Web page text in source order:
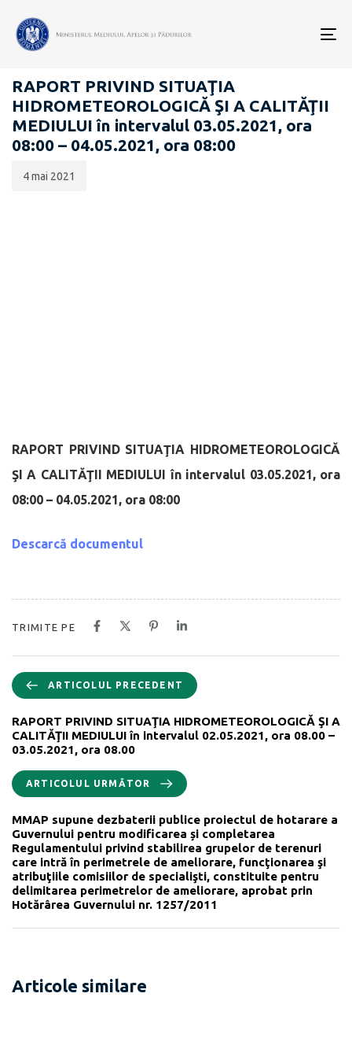
RAPOARTE ZILNICE STAREA MEDIULUI
RAPORT PRIVIND SITUAŢIA
HIDROMETEOROLOGICĂ ŞI A CALITĂŢII
MEDIULUI în intervalul 03.05.2021, ora
08:00 – 04.05.2021, ora 08:00
publicării:
4 mai 2021
RAPORT PRIVIND SITUAŢIA HIDROMETEOROLOGICĂ
ŞI A CALITĂŢII MEDIULUI în intervalul 03.05.2021, ora
08:00 – 04.05.2021, ora 08:00
Descarcă documentul
TRIMITE PE
ARTICOLUL PRECEDENT
RAPORT PRIVIND SITUAŢIA HIDROMETEOROLOGICĂ ŞI A
CALITĂŢII MEDIULUI în intervalul 02.05.2021, ora 08.00 –
03.05.2021, ora 08.00
ARTICOLUL URMĂTOR
MMAP supune dezbaterii publice proiectul de hotarare a
Guvernului pentru modificarea și completarea
Regulamentului privind stabilirea grupelor de terenuri
care intră în perimetrele de ameliorare, funcţionarea şi
atribuţiile comisiilor de specialişti, constituite pentru
delimitarea perimetrelor de ameliorare, aprobat prin
Hotărârea Guvernului nr. 1257/2011
Articole similare